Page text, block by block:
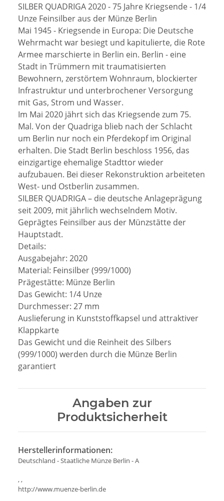
SILBER QUADRIGA 2020 - 75 Jahre Kriegsende - 1/4
Unze Feinsilber aus der Münze Berlin
Mai 1945 - Kriegsende in Europa: Die Deutsche
Wehrmacht war besiegt und kapitulierte, die Rote
Armee marschierte in Berlin ein. Berlin - eine
Stadt in Trümmern mit traumatisierten
Bewohnern, zerstörtem Wohnraum, blockierter
Infrastruktur und unterbrochener Versorgung
mit Gas, Strom und Wasser.
Im Mai 2020 jährt sich das Kriegsende zum 75.
Mal. Von der Quadriga blieb nach der Schlacht
um Berlin nur noch ein Pferdekopf im Original
erhalten. Die Stadt Berlin beschloss 1956, das
einzigartige ehemalige Stadttor wieder
aufzubauen. Bei dieser Rekonstruktion arbeiteten
West- und Ostberlin zusammen.
SILBER QUADRIGA – die deutsche Anlageprägung
seit 2009, mit jährlich wechselndem Motiv.
Geprägtes Feinsilber aus der Münzstätte der
Hauptstadt.
Details:
Ausgabejahr: 2020
Material: Feinsilber (999/1000)
Prägestätte: Münze Berlin
Das Gewicht: 1/4 Unze
Durchmesser: 27 mm
Auslieferung in Kunststoffkapsel und attraktiver
Klappkarte
Das Gewicht und die Reinheit des Silbers
(999/1000) werden durch die Münze Berlin
garantiert
Angaben zur
Produktsicherheit
Herstellerinformationen:
Deutschland - Staatliche Münze Berlin - A
, ,
http://www.muenze-berlin.de